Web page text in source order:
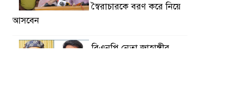
স্বৈরাচারকে বরণ করে নিয়ে
আসবেন
বিএনপি নেতা জাহাঙ্গীর